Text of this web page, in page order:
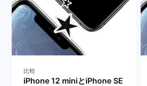
比較
iPhone 12 miniとiPhone SE